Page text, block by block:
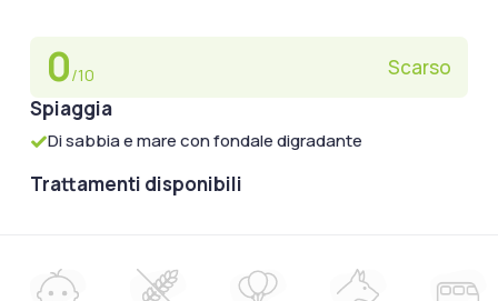
0/10
Scarso
Spiaggia
Di sabbia e mare con fondale digradante
Trattamenti disponibili